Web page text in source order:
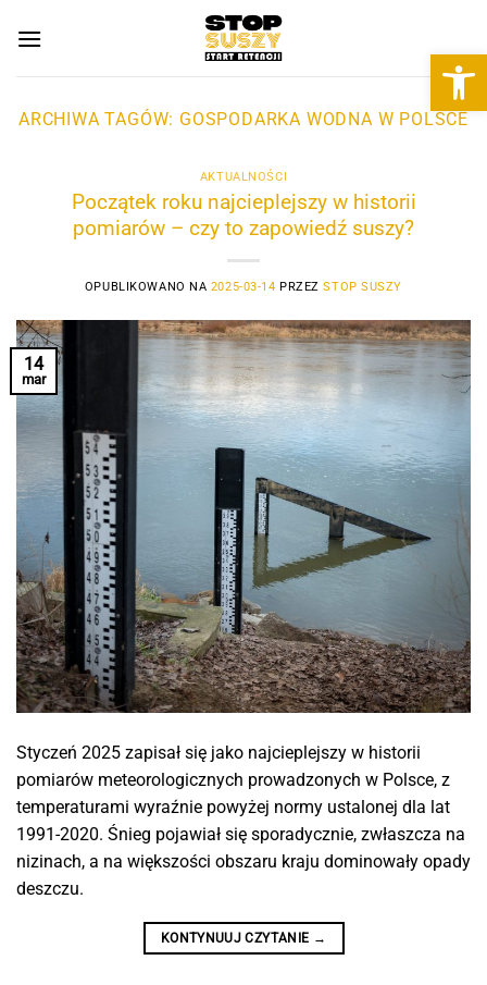
ARCHIWA TAGÓW: GOSPODARKA WODNA W POLSCE
AKTUALNOŚCI
Początek roku najcieplejszy w historii
pomiarów – czy to zapowiedź suszy?
OPUBLIKOWANO NA 2025-03-14 PRZEZSTOP SUSZY
14
mar
Styczeń 2025 zapisał się jako najcieplejszy w historii
pomiarów meteorologicznych prowadzonych w Polsce, z
temperaturami wyraźnie powyżej normy ustalonej dla lat
1991-2020. Śnieg pojawiał się sporadycznie, zwłaszcza na
nizinach, a na większości obszaru kraju dominowały opady
deszczu.
KONTYNUUJ CZYTANIE →